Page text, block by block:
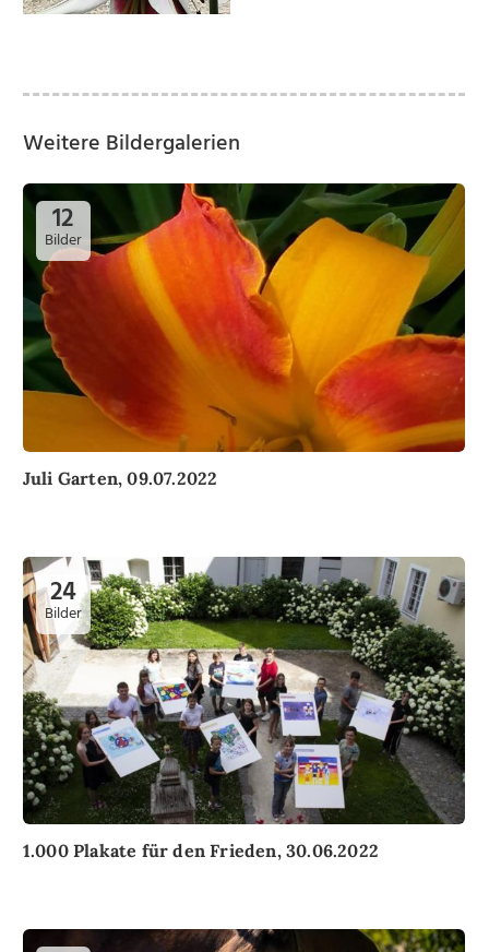
Weitere Bildergalerien
12
Bilder
Juli Garten, 09.07.2022
24
Bilder
1.000 Plakate für den Frieden, 30.06.2022